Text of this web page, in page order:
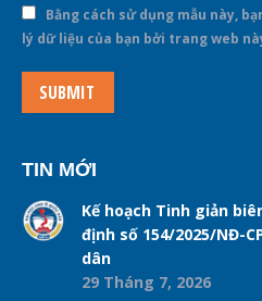
Bằng cách sử dụng mẫu này,
lý dữ liệu của bạn bởi trang web
SUBMIT
TIN MỚI
Kế hoạch Tinh giản
định số 154/2025/NĐ-
dân
29 Tháng 7, 2026